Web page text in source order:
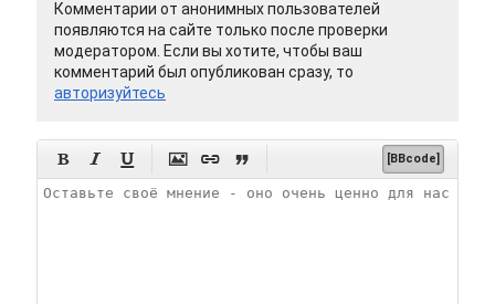
Комментарии от анонимных пользователей
появляются на сайте только после проверки
модератором. Если вы хотите, чтобы ваш
комментарий был опубликован сразу, то
авторизуйтесь
      [BBcode]